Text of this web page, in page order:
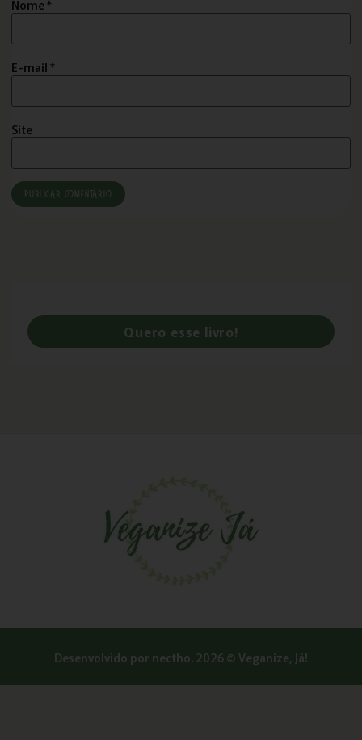
Nome*
E-mail*
Site
Quero esse livro!
Desenvolvido por nectho. 2026 © Veganize, Já!